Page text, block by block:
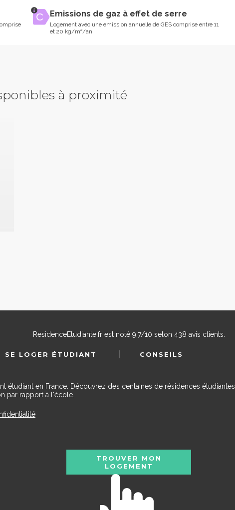
Emissions de gaz à effet de serre
Logement avec une emission annuelle de GES comprise entre 11
et 20 kg/m²/an
à proximité
ResidenceEtudiante.frest noté 9,7/10 selon 438 avis clients.
SE LOGER ÉTUDIANT
CONSEILS
étudiant en France. Découvrez des centaines de résidences
par rapport à l'école.
TROUVER MON
LOGEMENT